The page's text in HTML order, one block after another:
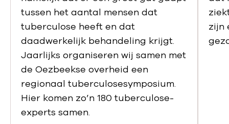
tussen het aantal mensen dat
tuberculose heeft en dat
daadwerkelijk behandeling krijgt.
Jaarlijks organiseren wij samen met
de Oezbeekse overheid een
regionaal tuberculosesymposium.
Hier komen zo’n 180 tuberculose-
experts samen.
zijn